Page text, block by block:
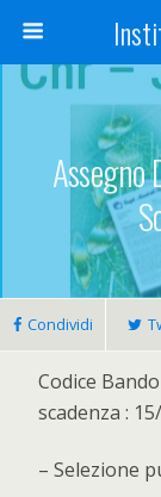
Condividi
Codice
scadenza :
– Selezione